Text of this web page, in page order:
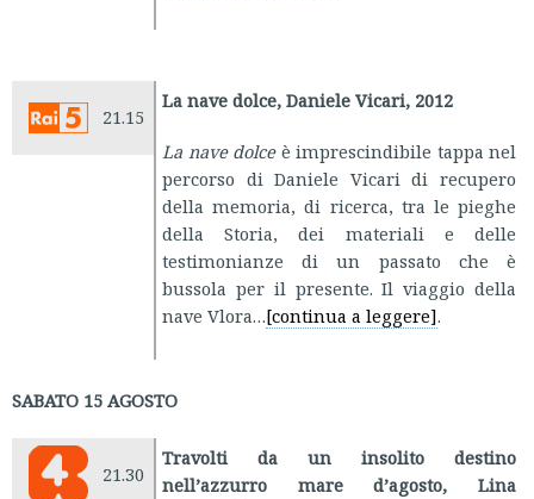
21.15
La nave dolce, Daniele Vicari, 2012
La nave dolceè imprescindibile tappa nel
percorso di Daniele Vicari di recupero
della memoria, di ricerca, tra le pieghe
della Storia, dei materiali e delle
testimonianze di un passato che è
bussola per il presente. Il viaggio della
nave Vlora…[continua a leggere].
SABATO 15 AGOSTO
21.30
Travolti da un insolito destino
nell’azzurro mare d’agosto, Lina